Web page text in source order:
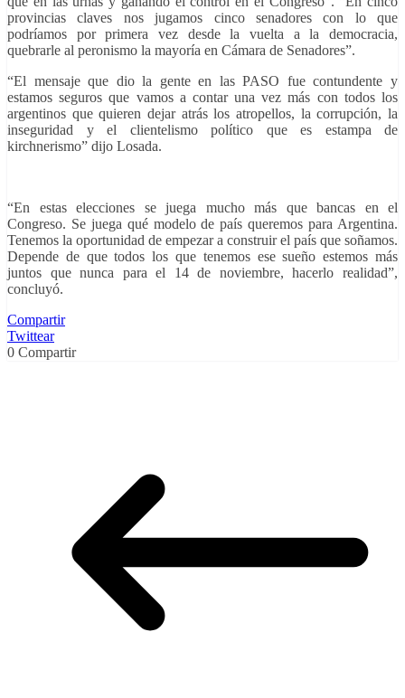
provincias claves nos jugamos cinco senadores con lo que
podríamos por primera vez desde la vuelta a la democracia,
quebrarle al peronismo la mayoría en Cámara de Senadores”.
“El mensaje que dio la gente en las PASO fue contundente y
estamos seguros que vamos a contar una vez más con todos los
argentinos que quieren dejar atrás los atropellos, la corrupción, la
inseguridad y el clientelismo político que es estampa de
kirchnerismo” dijo Losada.
“En estas elecciones se juega mucho más que bancas en el
Congreso. Se juega qué modelo de país queremos para Argentina.
Tenemos la oportunidad de empezar a construir el país que soñamos.
Depende de que todos los que tenemos ese sueño estemos más
juntos que nunca para el 14 de noviembre, hacerlo realidad”,
concluyó.
Compartir
Twittear
0 Compartir